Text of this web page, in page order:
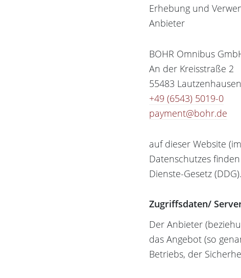
Erhebung und
Anbieter
BOHR Omnibus
An der Kreisstraße 2
55483 Lautzenhausen
+49 (6543) 5019-0
payment@bohr.de
auf dieser Website
Datenschutzes
Dienste-Gesetz (DDG).
Zugriffsdaten/
Der Anbieter
das Angebot (so
Betriebs, der